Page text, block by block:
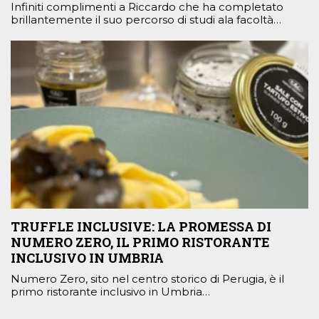
Infiniti complimenti a Riccardo che ha completato
brillantemente il suo percorso di studi ala facoltà…
TRUFFLE INCLUSIVE: LA PROMESSA DI
NUMERO ZERO, IL PRIMO RISTORANTE
INCLUSIVO IN UMBRIA
Numero Zero, sito nel centro storico di Perugia, è il
primo ristorante inclusivo in Umbria…